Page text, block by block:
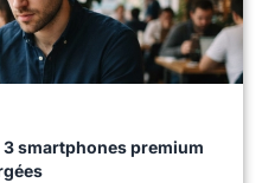
smartphones premium